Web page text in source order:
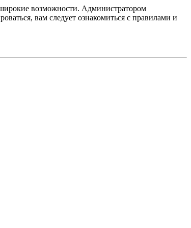
возможности. Администратором
вам следует ознакомиться с правилами и